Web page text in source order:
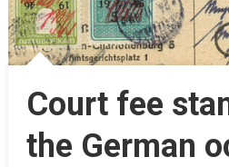
Court fee
the German